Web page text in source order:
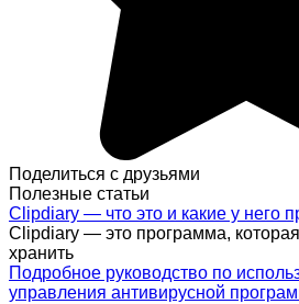
Поделиться с друзьями
Полезные статьи
Clipdiary — что это и какие у него
Clipdiary — это программа,
хранить
Подробное руководство по
управления антивирусной